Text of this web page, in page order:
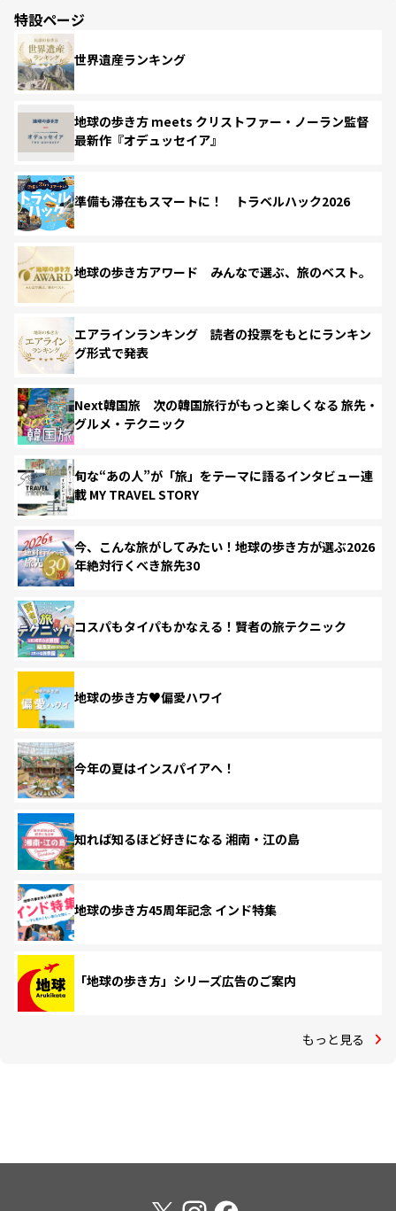
特設ページ
世界遺産ランキング
地球の歩き方 meets クリストファー・ノーラン監督
最新作『オデュッセイア』
準備も滞在もスマートに！ トラベルハック2026
地球の歩き方アワード みんなで選ぶ、旅のベスト。
エアラインランキング 読者の投票をもとにランキン
グ形式で発表
Next韓国旅 次の韓国旅行がもっと楽しくなる 旅先・
グルメ・テクニック
旬な“あの人”が「旅」をテーマに語るインタビュー連
載 MY TRAVEL STORY
今、こんな旅がしてみたい！地球の歩き方が選ぶ2026
年絶対行くべき旅先30
コスパもタイパもかなえる！賢者の旅テクニック
地球の歩き方♥偏愛ハワイ
今年の夏はインスパイアへ！
知れば知るほど好きになる 湘南・江の島
地球の歩き方45周年記念 インド特集
「地球の歩き方」シリーズ広告のご案内
もっと見る